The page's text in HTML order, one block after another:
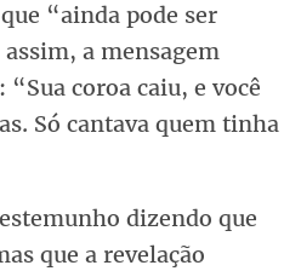
“ainda pode ser
a mensagem
coroa caiu, e você
Só cantava quem tinha
dizendo que
que a revelação